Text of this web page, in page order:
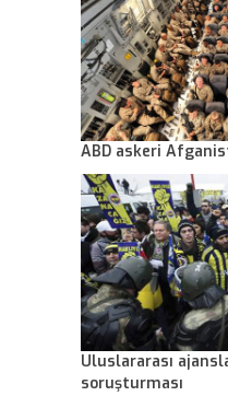
ABD askeri
Uluslararası
soruşturması